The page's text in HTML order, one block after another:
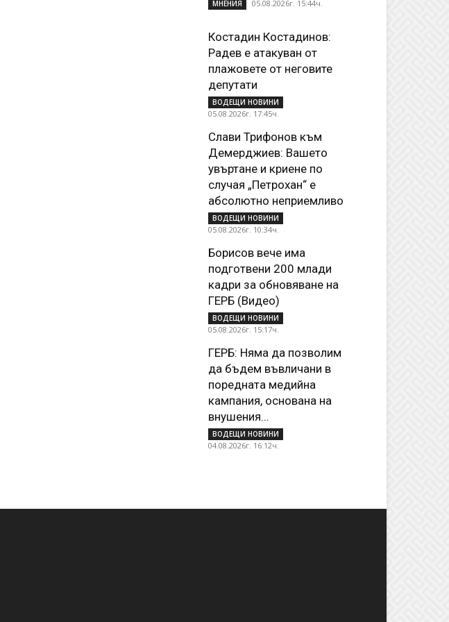
МНЕНИЯ 05.08.2026г. 15:44ч.
Костадин Костадинов:
Радев е атакуван от
плажoвете от неговите
депутати
ВОДЕЩИ НОВИНИ
05.08.2026г. 17:45ч.
Слави Трифонов към
Демерджиев: Вашето
увъртане и криене по
случая „Петрохан“ е
абсолютно неприемливо
ВОДЕЩИ НОВИНИ
05.08.2026г. 10:34ч.
Борисов вече има
подготвени 200 млади
кадри за обновяване на
ГЕРБ (Видео)
ВОДЕЩИ НОВИНИ
05.08.2026г. 15:17ч.
ГЕРБ: Няма да позволим
да бъдем въвличани в
поредната медийна
кампания, основана на
внушения...
ВОДЕЩИ НОВИНИ
04.08.2026г. 16:12ч.